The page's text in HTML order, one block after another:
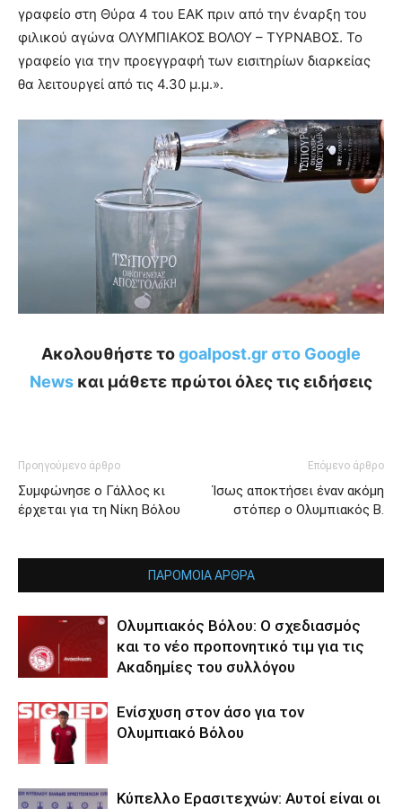
γραφείο στη Θύρα 4 του ΕΑΚ πριν από την έναρξη του
φιλικού αγώνα ΟΛΥΜΠΙΑΚΟΣ ΒΟΛΟΥ – ΤΥΡΝΑΒΟΣ. Το
γραφείο για την προεγγραφή των εισιτηρίων διαρκείας
θα λειτουργεί από τις 4.30 μ.μ.».
Ακολουθήστε τοgoalpost.gr στο Google
News και μάθετε πρώτοι όλες τις ειδήσεις
Προηγούμενο άρθρο
Συμφώνησε ο Γάλλος κι
έρχεται για τη Νίκη Βόλου
Επόμενο άρθρο
Ίσως αποκτήσει έναν ακόμη
στόπερ ο Ολυμπιακός Β.
ΠΑΡΟΜΟΙΑ ΑΡΘΡΑ
Ολυμπιακός Βόλου: Ο σχεδιασμός
και το νέο προπονητικό τιμ για τις
Ακαδημίες του συλλόγου
Ενίσχυση στον άσο για τον
Ολυμπιακό Βόλου
Κύπελλο Ερασιτεχνών: Αυτοί είναι οι